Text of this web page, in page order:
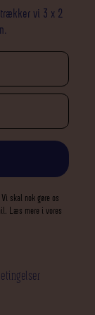
vi 3 x 2
skal nok gøre os
Læs mere i vores